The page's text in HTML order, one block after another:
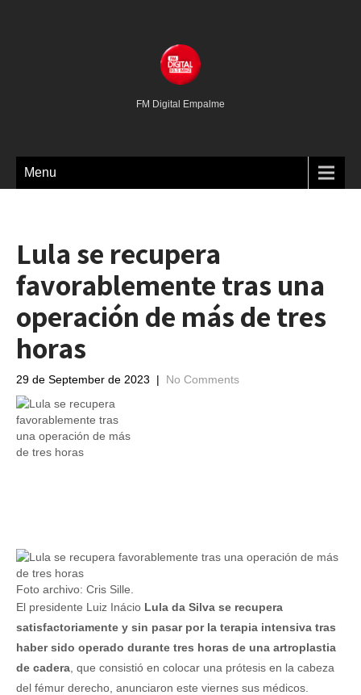
FM Digital Empalme
Menu
Lula se recupera
favorablemente tras una
operación de más de tres
horas
29 de September de 2023 | No Comments
Foto archivo: Cris Sille.
El presidente Luiz Inácio Lula da Silva se recupera
satisfactoriamente y sin pasar por la terapia intensiva tras
haber sido operado durante tres horas de una artroplastia
de cadera , que consistió en colocar una prótesis en la cabeza
del fémur derecho, anunciaron este viernes sus médicos.